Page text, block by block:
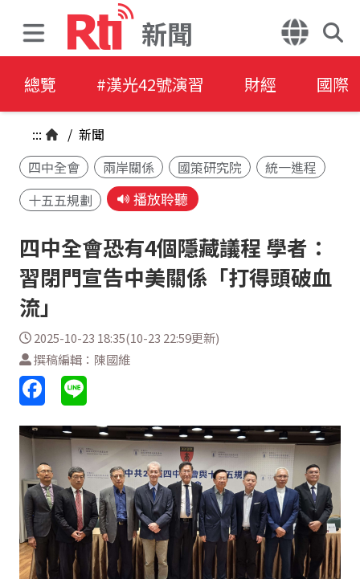
新聞
總覽 #漢光42號演習 財經 國際
::: / 新聞
四中全會
兩岸關係 國策研究院
統一進程
十五五規劃
播放聆聽
四中全會恐有4個隱藏議程 學者：
習閉門宣告中美關係「打得頭破血
流」
2025-10-23 18:35(10-23 22:59更新)
撰稿編輯：陳國維